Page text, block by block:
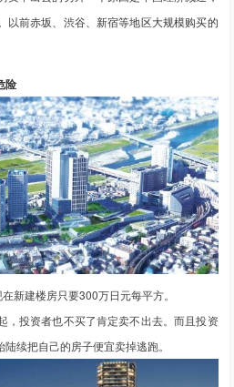
以前赤坂、渋谷、新宿等地区大规模购买的
险
新建楼房只要300万日元每平方。
，投资者也不买了肯定卖不出去。而且投资
续把自己的房子便宜卖掉逃跑。